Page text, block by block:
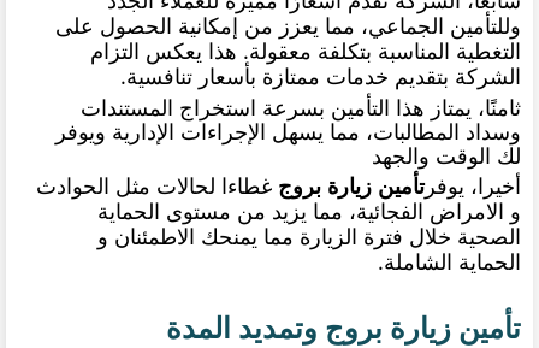
وللتأمين الجماعي، مما يعزز من إمكانية الحصول على
التغطية المناسبة بتكلفة معقولة. هذا يعكس التزام
الشركة بتقديم خدمات ممتازة بأسعار تنافسية.
ثامنًا، يمتاز هذا التأمين بسرعة استخراج المستندات
وسداد المطالبات، مما يسهل الإجراءات الإدارية ويوفر
لك الوقت والجهد
أخيرا، يوفرتأمين زيارة بروج غطاءا لحالات مثل الحوادث
و الامراض الفجائية، مما يزيد من مستوى الحماية
الصحية خلال فترة الزيارة مما يمنحك الاطمئنان و
الحماية الشاملة.
تأمين زيارة بروج وتمديد المدة